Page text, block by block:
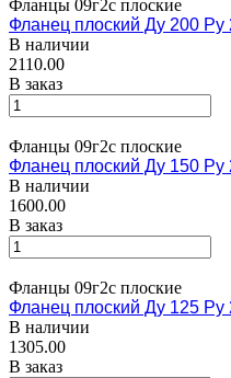
Фланцы 09г2с плоские
Фланец плоский Ду 200 Ру
В наличии
2110.00
В заказ
Фланцы 09г2с плоские
Фланец плоский Ду 150 Ру
В наличии
1600.00
В заказ
Фланцы 09г2с плоские
Фланец плоский Ду 125 Ру
В наличии
1305.00
В заказ